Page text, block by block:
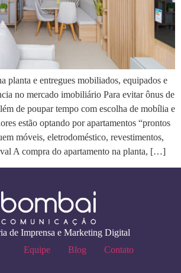
planta e entregues mobiliados, equipados e
no mercado imobiliário Para evitar ônus de
de poupar tempo com escolha de mobília e
estão optando por apartamentos “prontos
móveis, eletrodoméstico, revestimentos,
A compra do apartamento na planta, […]
de Imprensa e Marketing Digital
Equipe Blog Contato